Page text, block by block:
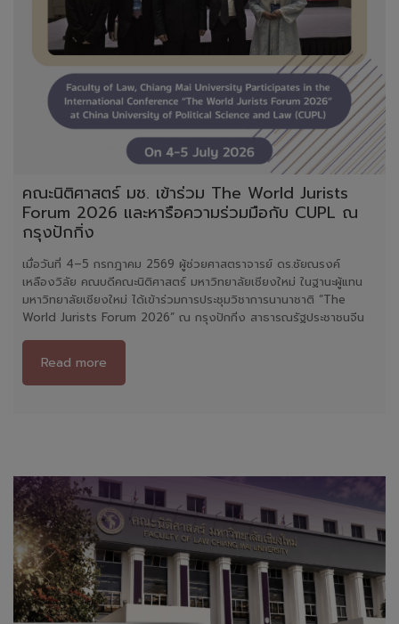
คณะนิติศาสตร์ มช. เข้าร่วม The World Jurists
Forum 2026 และหารือความร่วมมือกับ CUPL ณ
กรุงปักกิ่ง
เมื่อวันที่ 4–5 กรกฎาคม 2569 ผู้ช่วยศาสตราจารย์ ดร.ชัยณรงค์
เหลืองวิลัย คณบดีคณะนิติศาสตร์ มหาวิทยาลัยเชียงใหม่ ในฐานะผู้แทน
มหาวิทยาลัยเชียงใหม่ ได้เข้าร่วมการประชุมวิชาการนานาชาติ “The
World Jurists Forum 2026” ณ กรุงปักกิ่ง สาธารณรัฐประชาชนจีน
Read more